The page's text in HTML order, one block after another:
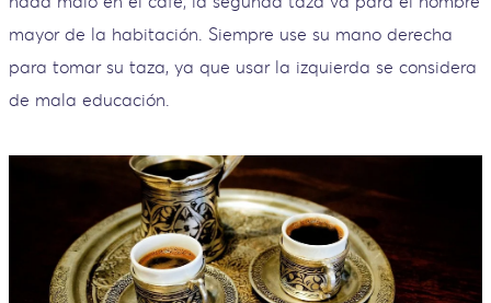
mayor de la habitación. Siempre use su mano derecha
para tomar su taza, ya que usar la izquierda se considera
de mala educación.